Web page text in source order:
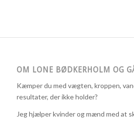
OM LONE BØDKERHOLM OG
Kæmper du med vægten, kroppen,
resultater, der ikke holder?
Jeg hjælper kvinder og mænd med at